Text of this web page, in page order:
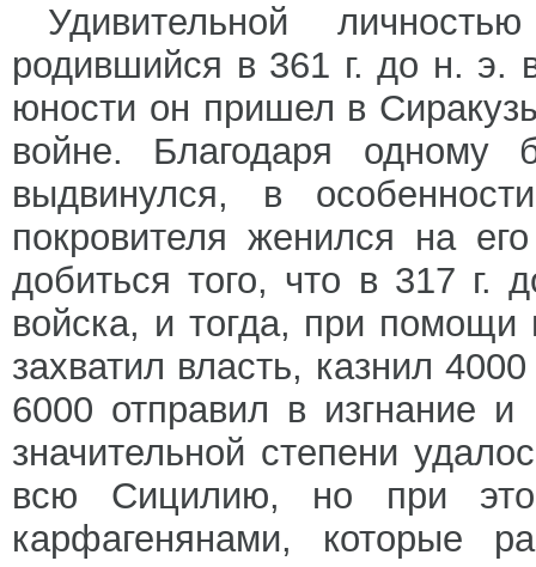
Удивительной
родившийся в 361 г. до н. э.
юности он пришел в
войне. Благодаря одному
выдвинулся, в
покровителя женился на
добиться того, что в 317 г.
войска, и тогда, при помощи
захватил власть, казнил
6000 отправил в изгнание
значительной степени
всю Сицилию, но при
карфагенянами, которые